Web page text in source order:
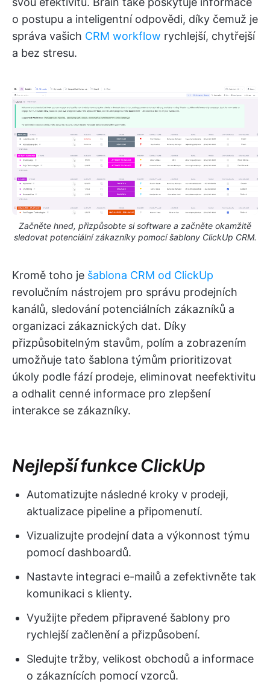
o postupu a inteligentní odpovědi, díky čemuž je
správa vašich CRM workflow rychlejší, chytřejší
a bez stresu.
Začněte hned, přizpůsobte si software a začněte okamžitě
sledovat potenciální zákazníky pomocí šablony ClickUp CRM.
Kromě toho je šablona CRM od ClickUp
revolučním nástrojem pro správu prodejních
kanálů, sledování potenciálních zákazníků a
organizaci zákaznických dat. Díky
přizpůsobitelným stavům, polím a zobrazením
umožňuje tato šablona týmům prioritizovat
úkoly podle fází prodeje, eliminovat neefektivitu
a odhalit cenné informace pro zlepšení
interakce se zákazníky.
Nejlepší funkce ClickUp
Automatizujte následné kroky v prodeji,
aktualizace pipeline a připomenutí.
Vizualizujte prodejní data a výkonnost týmu
pomocí dashboardů.
Nastavte integraci e-mailů a zefektivněte tak
komunikaci s klienty.
Využijte předem připravené šablony pro
rychlejší začlenění a přizpůsobení.
Sledujte tržby, velikost obchodů a informace
o zákaznících pomocí vzorců.